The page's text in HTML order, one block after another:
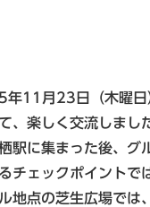
11月23日（木曜日
、楽しく交流しまし
駅に集まった後、グ
チェックポイントで
地点の芝生広場では